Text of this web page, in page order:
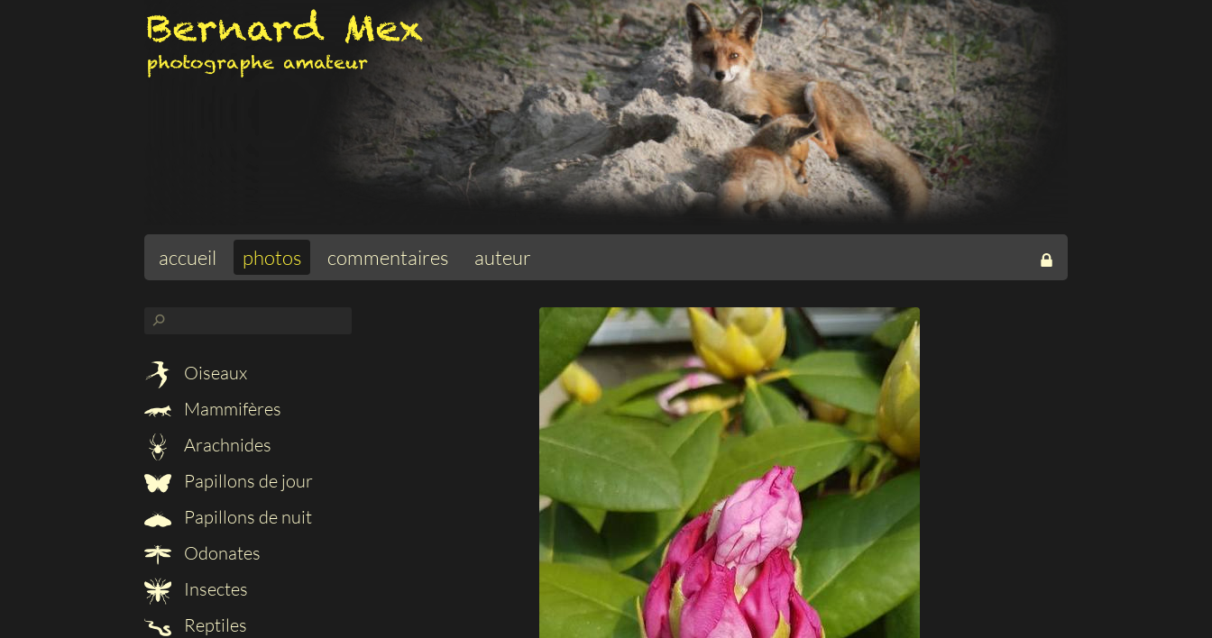
accueil photos commentaires auteur
⚲
Oiseaux
Mammifères
Arachnides
Papillons de jour
Papillons de nuit
Odonates
Insectes
Reptiles